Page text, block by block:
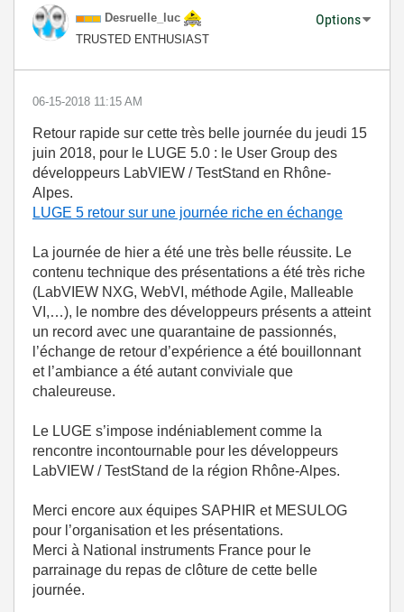
Desruelle_luc
TRUSTED ENTHUSIAST
Options
‎06-15-2018 11:15 AM
Retour rapide sur cette très belle journée du jeudi 15
juin 2018, pour le LUGE 5.0 : le User Group des
développeurs LabVIEW / TestStand en Rhône-
Alpes.
LUGE 5 retour sur une journée riche en échange
La journée de hier a été une très belle réussite. Le
contenu technique des présentations a été très riche
(LabVIEW NXG, WebVI, méthode Agile, Malleable
VI,…), le nombre des développeurs présents a atteint
un record avec une quarantaine de passionnés,
l’échange de retour d’expérience a été bouillonnant
et l’ambiance a été autant conviviale que
chaleureuse.
Le LUGE s’impose indéniablement comme la
rencontre incontournable pour les développeurs
LabVIEW / TestStand de la région Rhône-Alpes.
Merci encore aux équipes SAPHIR et MESULOG
pour l’organisation et les présentations.
Merci à National instruments France pour le
parrainage du repas de clôture de cette belle
journée.